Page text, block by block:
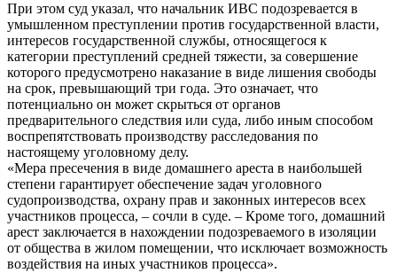
При этом суд указал, что начальник ИВС подозревается в
умышленном преступлении против государственной власти,
интересов государственной службы, относящегося к
категории преступлений средней тяжести, за совершение
которого предусмотрено наказание в виде лишения свободы
на срок, превышающий три года. Это означает, что
потенциально он может скрыться от органов
предварительного следствия или суда, либо иным способом
воспрепятствовать производству расследования по
настоящему уголовному делу.
«Мера пресечения в виде домашнего ареста в наибольшей
степени гарантирует обеспечение задач уголовного
судопроизводства, охрану прав и законных интересов всех
участников процесса, – сочли в суде. – Кроме того, домашний
арест заключается в нахождении подозреваемого в изоляции
от общества в жилом помещении, что исключает возможность
воздействия на иных участников процесса».